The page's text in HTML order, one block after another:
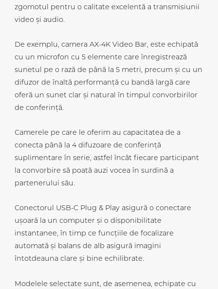
zgomotul pentru o calitate excelentă a transmisiunii
video și audio.
De exemplu, camera AX-4K Video Bar, este echipată
cu un microfon cu 5 elemente care înregistrează
sunetul pe o rază de până la 5 metri, precum și cu un
difuzor de înaltă performanță cu bandă largă care
oferă un sunet clar și natural în timpul convorbirilor
de conferință.
Camerele pe care le oferim au capacitatea de a
conecta până la 4 difuzoare de conferință
suplimentare în serie, astfel încât fiecare participant
la convorbire să poată auzi vocea în surdină a
partenerului său.
Conectorul USB-C Plug & Play asigură o conectare
ușoară la un computer și o disponibilitate
instantanee, în timp ce funcțiile de focalizare
automată și balans de alb asigură imagini
întotdeauna clare și bine echilibrate.
Modelele selectate sunt, de asemenea, echipate cu